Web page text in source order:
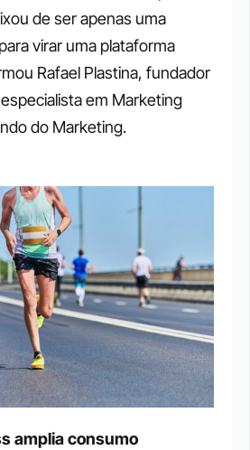
de ser apenas uma
virar uma plataforma
Rafael Plastina, fundador
em Marketing
do Marketing.
amplia consumo